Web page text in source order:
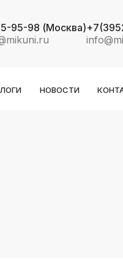
95-98 (Москва)
НОВОСТИ